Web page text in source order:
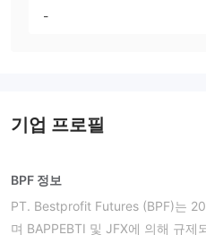
-
기업 프로필
BPF 정보
PT. Bestprofit Futures (BPF)는
며 BAPPEBTI 및 JFX에 의해 규제